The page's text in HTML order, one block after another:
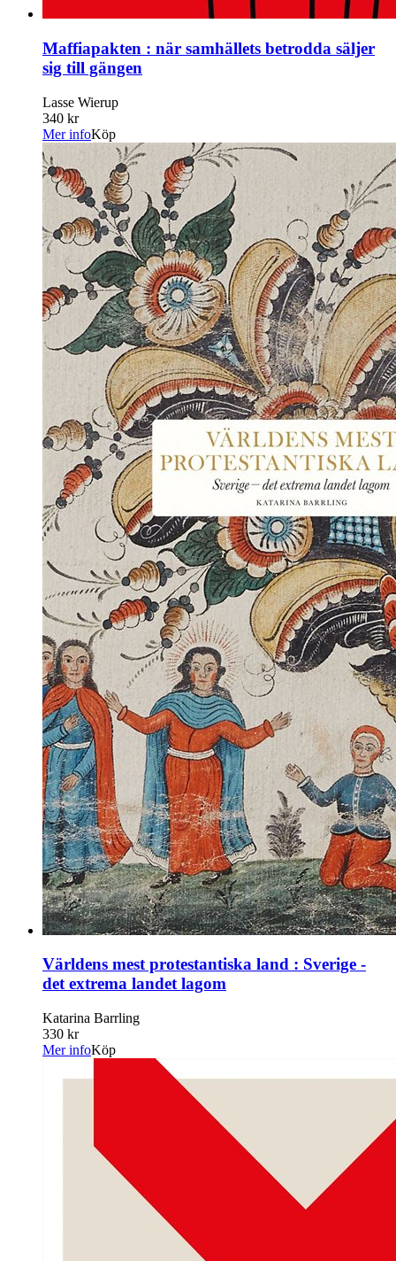
Maffiapakten : när samhällets betrodda säljer
sig till gängen
Lasse Wierup
340 kr
Mer infoKöp
Världens mest protestantiska land : Sverige -
det extrema landet lagom
Katarina Barrling
330 kr
Mer infoKöp